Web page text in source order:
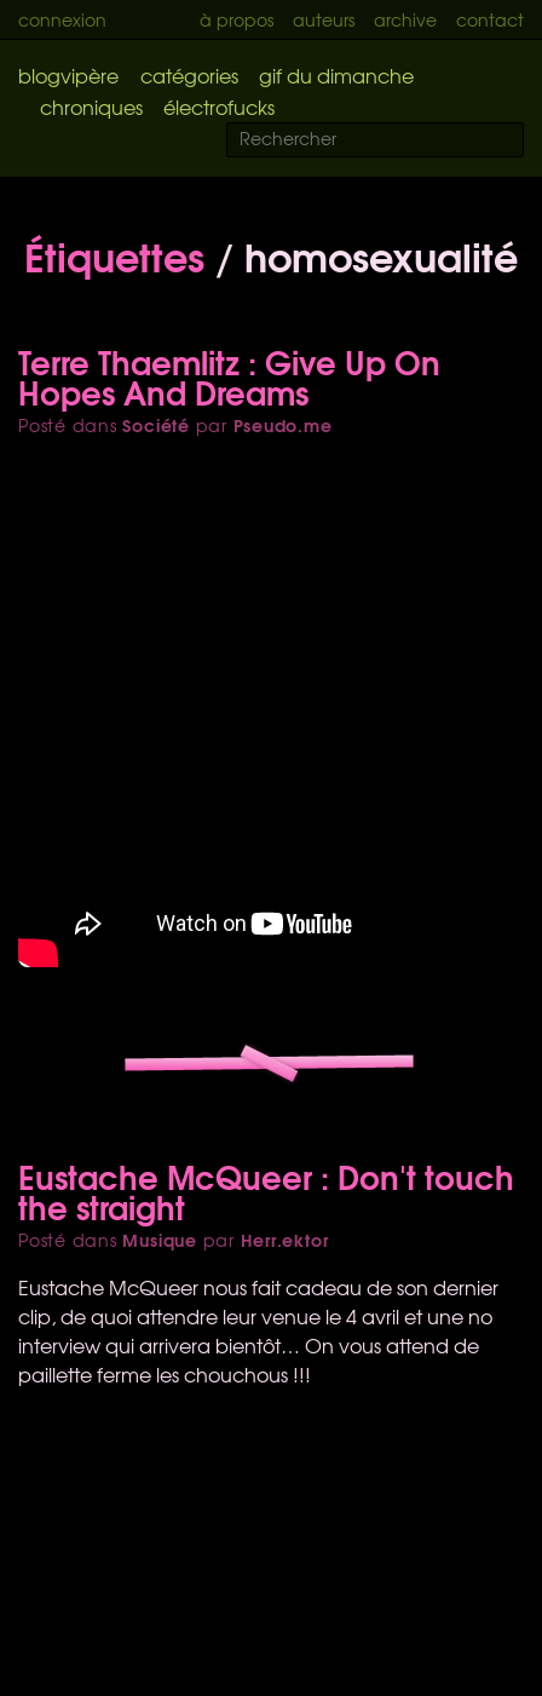
connexion à propos auteurs archive contact
blogvipère catégories
gif du dimanche
chroniques
électrofucks
Étiquettes / homosexualité
Terre Thaemlitz : Give Up On
Hopes And Dreams
Posté dansSociété par Pseudo.me
Eustache McQueer : Don't touch
the straight
Posté dans Musique par Herr.ektor
Eustache McQueer nous fait cadeau de son dernier
clip, de quoi attendre leur venue le 4 avril et une no
interview qui arrivera bientôt… On vous attend de
paillette ferme les chouchous !!!